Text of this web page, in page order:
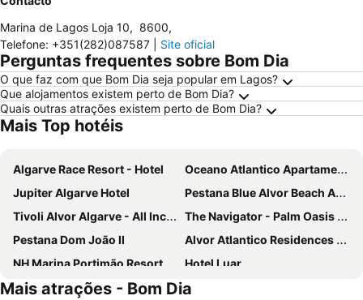
Marina de Lagos Loja 10, 8600,
Telefone: +351(282)087587 Site oficial
Perguntas frequentes sobre Bom Dia
O que faz com que Bom Dia seja popular em Lagos?
Que alojamentos existem perto de Bom Dia?
Quais outras atrações existem perto de Bom Dia?
Mais Top hotéis
Algarve Race Resort - Hotel
Oceano Atlantico Apartamentos Turisticos
Jupiter Algarve Hotel
Pestana Blue Alvor Beach ALL INCLUSIVE
Tivoli Alvor Algarve - All Inclusive Resort
The Navigator - Palm Oasis Alvor
Pestana Dom João II
Alvor Atlantico Residences Beach Suites
NH Marina Portimão Resort
Hotel Luar
Agua Hotels Riverside
RR Hotel da Rocha
Mais atrações - Bom Dia